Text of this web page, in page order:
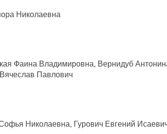
Николаевна
Фаина Владимировна, Вернидуб
Павлович
Николаевна, Гурович Евгений